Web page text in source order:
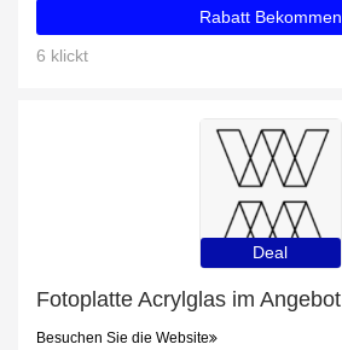
Rabatt Bekommen
6 klickt
Deal
Fotoplatte Acrylglas im Angebot
Besuchen Sie die Website